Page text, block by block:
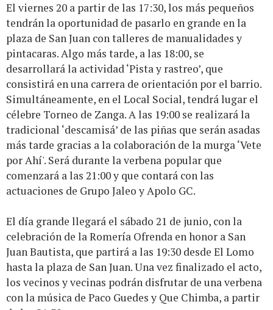
El viernes 20 a partir de las 17:30, los más pequeños
tendrán la oportunidad de pasarlo en grande en la
plaza de San Juan con talleres de manualidades y
pintacaras. Algo más tarde, a las 18:00, se
desarrollará la actividad ‘Pista y rastreo’, que
consistirá en una carrera de orientación por el barrio.
Simultáneamente, en el Local Social, tendrá lugar el
célebre Torneo de Zanga. A las 19:00 se realizará la
tradicional ‘descamisá’ de las piñas que serán asadas
más tarde gracias a la colaboración de la murga ‘Vete
por Ahí'. Será durante la verbena popular que
comenzará a las 21:00 y que contará con las
actuaciones de Grupo Jaleo y Apolo GC.
El día grande llegará el sábado 21 de junio, con la
celebración de la Romería Ofrenda en honor a San
Juan Bautista, que partirá a las 19:30 desde El Lomo
hasta la plaza de San Juan. Una vez finalizado el acto,
los vecinos y vecinas podrán disfrutar de una verbena
con la música de Paco Guedes y Que Chimba, a partir